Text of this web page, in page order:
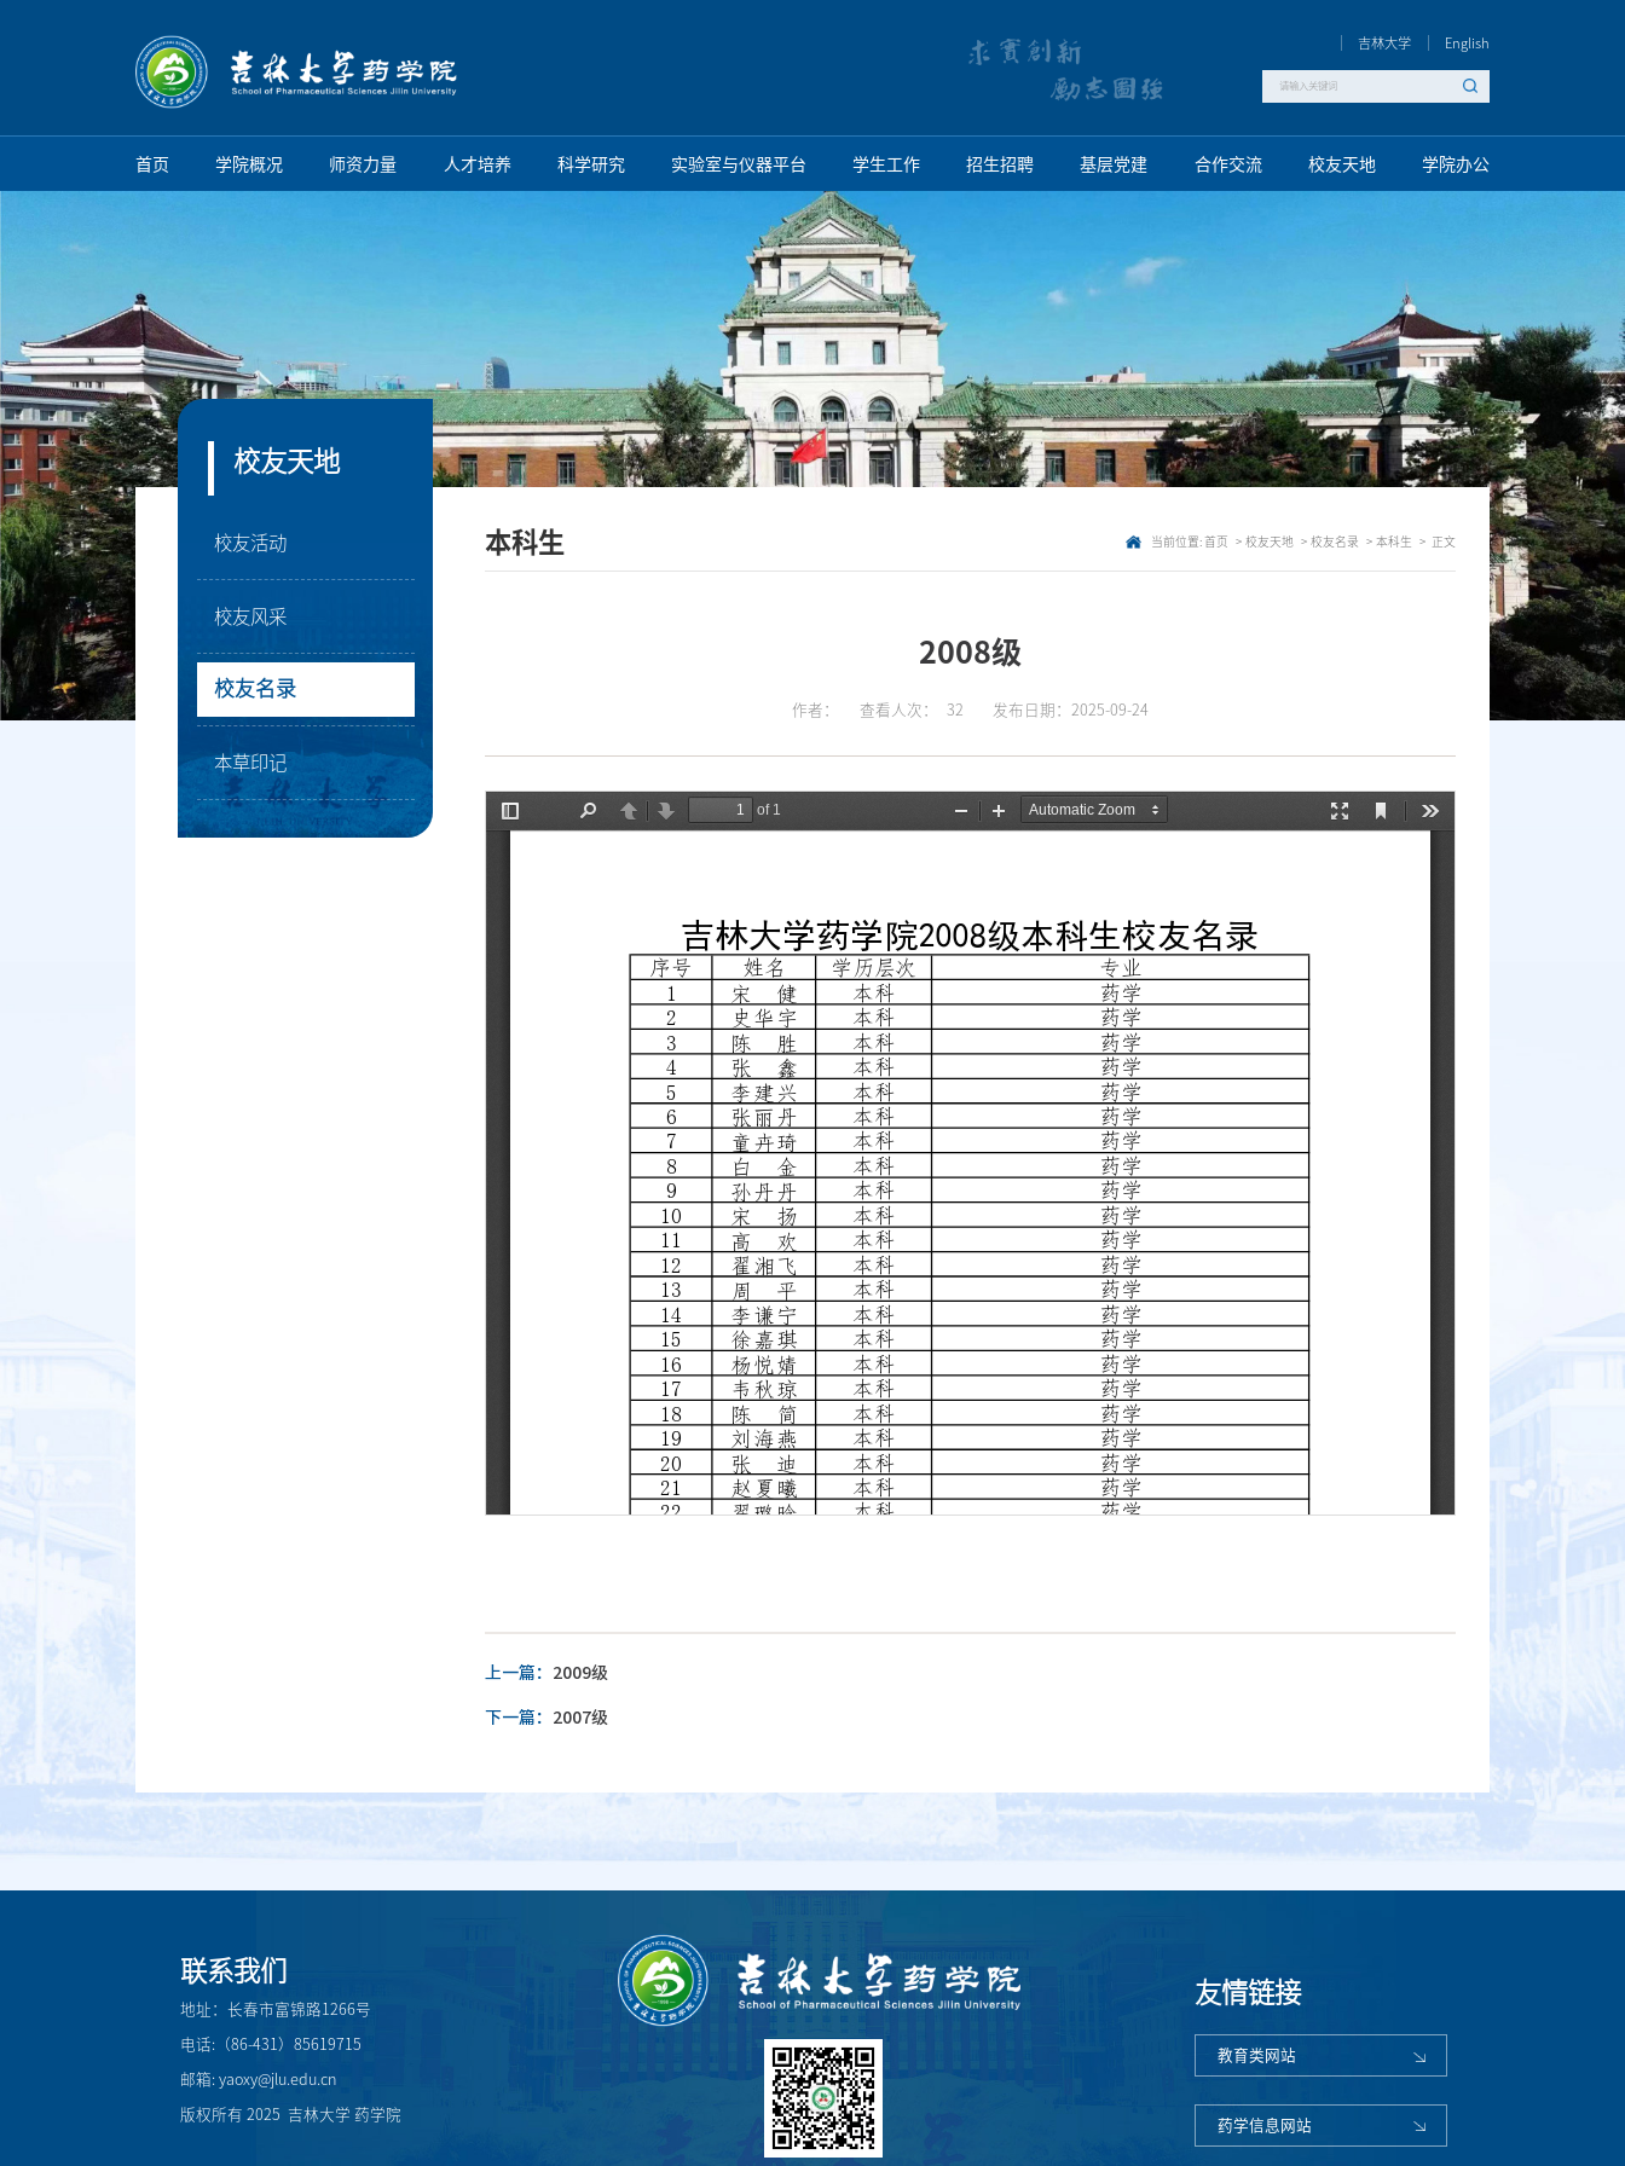
吉林大学 English
首页 学院概况 师资力量 人才培养 科学研究 实验室与仪器平台 学生工作 招生招聘 基层党建 合作交流 校友天地 学院办公
校友天地
校友活动
校友风采
校友名录
本草印记
本科生 当前位置: 首页 校友天地 校友名录 本科生 正文
2008级
作者： 查看人次： 32 发布日期：2025-09-24
上一篇： 2009级
下一篇： 2007级
联系我们
地址：长春市富锦路1266号
电话:（86-431）85619715
邮箱: yaoxy@jlu.edu.cn
版权所有 2025 吉林大学 药学院
友情链接
教育类网站
药学信息网站